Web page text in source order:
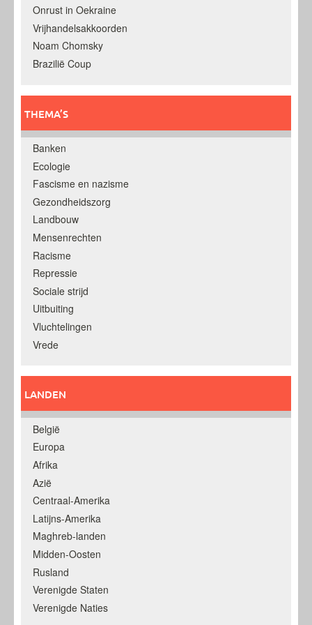
Onrust in Oekraine
Vrijhandelsakkoorden
Noam Chomsky
Brazilië Coup
THEMA’S
Banken
Ecologie
Fascisme en nazisme
Gezondheidszorg
Landbouw
Mensenrechten
Racisme
Repressie
Sociale strijd
Uitbuiting
Vluchtelingen
Vrede
LANDEN
België
Europa
Afrika
Azië
Centraal-Amerika
Latijns-Amerika
Maghreb-landen
Midden-Oosten
Rusland
Verenigde Staten
Verenigde Naties